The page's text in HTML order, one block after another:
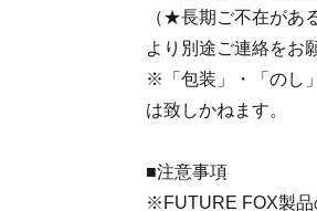
（★長期ご不在があ
より別途ご連絡をお
※「包装」・「のし
は致しかねます。
■注意事項
※FUTURE FOX製品